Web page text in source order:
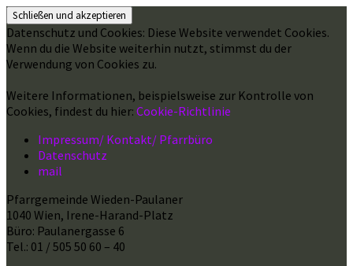
Datenschutz und Cookies: Diese Website verwendet Cookies.
Wenn du die Website weiterhin nutzt, stimmst du der
Verwendung von Cookies zu.
Weitere Informationen, beispielsweise zur Kontrolle von
Cookies, findest du hier: Cookie-Richtlinie
Impressum/ Kontakt/ Pfarrbüro
Datenschutz
mail
Pfarrgemeinde Wieden-Paulaner
1040 Wien, Irene-Harand-Platz
Büro: Paulanergasse 6
Tel.: 01 / 505 50 60 – 40